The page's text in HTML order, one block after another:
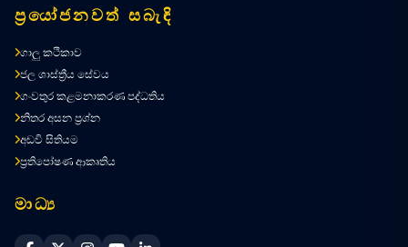
ප්‍රයෝජනවත් සබැඳි
ගාලු කථිකාව
ජල ශාස්ත්‍රීය සේවය
ගංවතුර කළමනාකරණ පද්ධතිය
නිතර අසන ප්‍රශ්න
අඩවි සිතියම
ප්‍රතිපෝෂණ ආකෘතිය
මාධ්‍ය